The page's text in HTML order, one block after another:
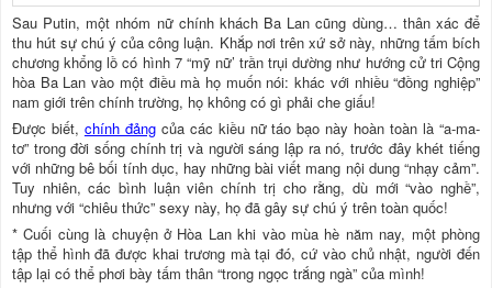
Sau Putin, một nhóm nữ chính khách Ba Lan cũng dùng… thân xác để
thu hút sự chú ý của công luận. Khắp nơi trên xứ sở này, những tấm bích
chương khổng lồ có hình 7 “mỹ nữ’ trần trụi dường như hướng cử tri Cộng
hòa Ba Lan vào một điều mà họ muốn nói: khác với nhiều “đồng nghiệp”
nam giới trên chính trường, họ không có gì phải che giấu!
Được biết, chính đảngcủa các kiều nữ táo bạo này hoàn toàn là “a-ma-
tơ” trong đời sống chính trị và người sáng lập ra nó, trước đây khét tiếng
với những bê bối tính dục, hay những bài viết mang nội dung “nhạy cảm”.
Tuy nhiên, các bình luận viên chính trị cho rằng, dù mới “vào nghề”,
nhưng với “chiêu thức” sexy này, họ đã gây sự chú ý trên toàn quốc!
* Cuối cùng là chuyện ở Hòa Lan khi vào mùa hè năm nay, một phòng
tập thể hình đã được khai trương mà tại đó, cứ vào chủ nhật, người đến
tập lại có thể phơi bày tấm thân “trong ngọc trắng ngà” của mình!